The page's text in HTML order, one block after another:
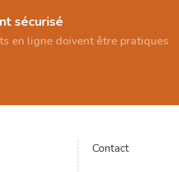
sécurisé
en ligne doivent être pratiques
Contact